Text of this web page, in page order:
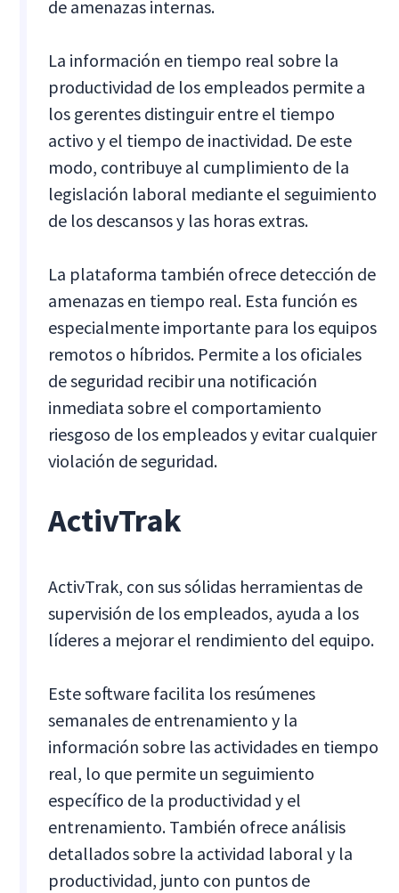
de amenazas internas.
La información en tiempo real sobre la
productividad de los empleados permite a
los gerentes distinguir entre el tiempo
activo y el tiempo de inactividad. De este
modo, contribuye al cumplimiento de la
legislación laboral mediante el seguimiento
de los descansos y las horas extras.
La plataforma también ofrece detección de
amenazas en tiempo real. Esta función es
especialmente importante para los equipos
remotos o híbridos. Permite a los oficiales
de seguridad recibir una notificación
inmediata sobre el comportamiento
riesgoso de los empleados y evitar cualquier
violación de seguridad.
ActivTrak
ActivTrak, con sus sólidas herramientas de
supervisión de los empleados, ayuda a los
líderes a mejorar el rendimiento del equipo.
Este software facilita los resúmenes
semanales de entrenamiento y la
información sobre las actividades en tiempo
real, lo que permite un seguimiento
específico de la productividad y el
entrenamiento. También ofrece análisis
detallados sobre la actividad laboral y la
productividad, junto con puntos de